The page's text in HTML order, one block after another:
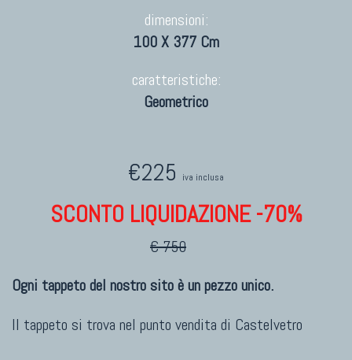
dimensioni:
100 X 377 Cm
caratteristiche:
Geometrico
€225 iva inclusa
SCONTO LIQUIDAZIONE -70%
€ 750
Ogni tappeto del nostro sito è un pezzo unico.
Il tappeto si trova nel punto vendita di Castelvetro